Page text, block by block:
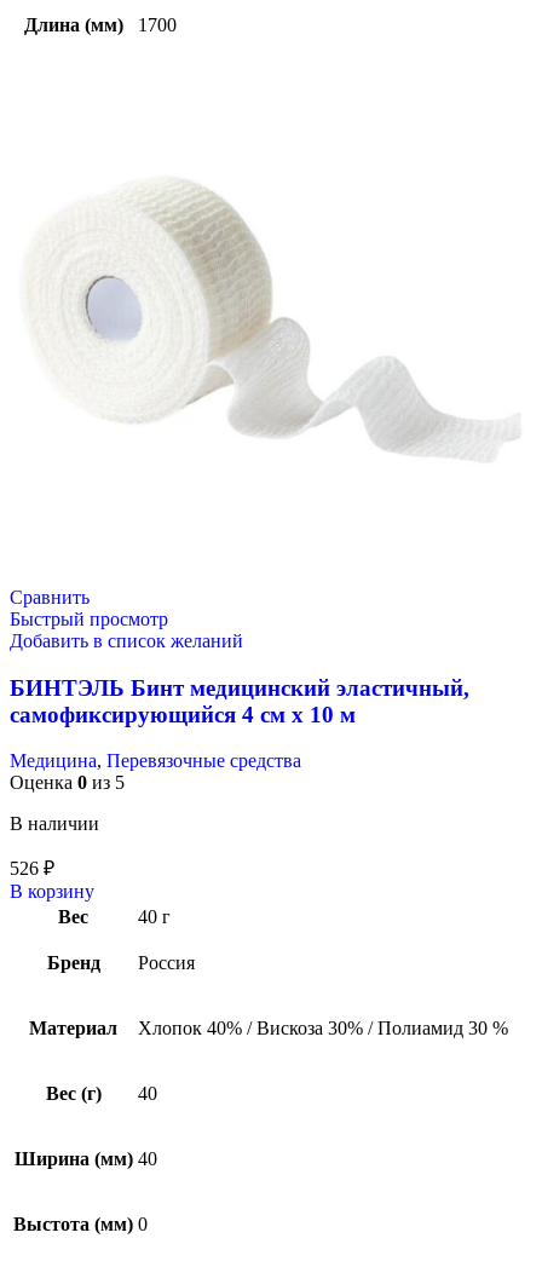
Длина (мм) 1700
Сравнить
Быстрый просмотр
Добавить в список желаний
БИНТЭЛЬ Бинт медицинский эластичный,
самофиксирующийся 4 см х 10 м
Медицина, Перевязочные средства
Оценка 0 из 5
В наличии
526 ₽
В корзину
Вес
40 г
Бренд Россия
Материал Хлопок 40% / Вискоза 30% / Полиамид 30 %
Вес (г) 40
Ширина (мм) 40
Выстота (мм) 0